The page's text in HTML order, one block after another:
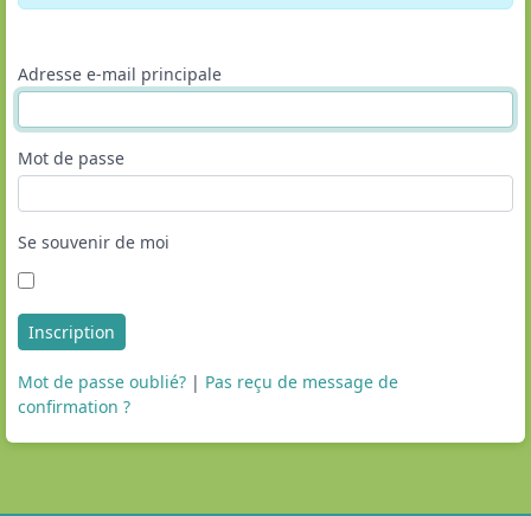
Adresse e-mail principale
Mot de passe
Se souvenir de moi
Inscription
Mot de passe oublié? | Pas reçu de message de
confirmation ?